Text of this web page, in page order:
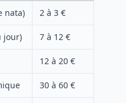
nata) 2 à 3 €
jour) 7 à 12 €
12 à 20 €
30 à 60 €